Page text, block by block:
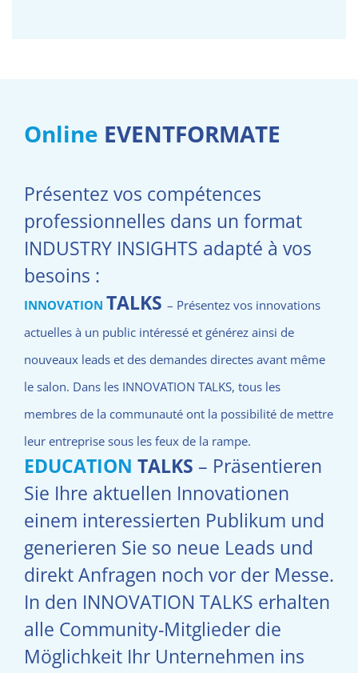
Online EVENTFORMATE
Présentez vos compétences
professionnelles dans un format
INDUSTRY INSIGHTS adapté à vos
besoins :
INNOVATION TALKS – Présentez vos innovations
actuelles à un public intéressé et générez ainsi de
nouveaux leads et des demandes directes avant même
le salon. Dans les INNOVATION TALKS, tous les
membres de la communauté ont la possibilité de mettre
leur entreprise sous les feux de la rampe.
EDUCATION TALKS – Präsentieren
Sie Ihre aktuellen Innovationen
einem interessierten Publikum und
generieren Sie so neue Leads und
direkt Anfragen noch vor der Messe.
In den INNOVATION TALKS erhalten
alle Community-Mitglieder die
Möglichkeit Ihr Unternehmen ins